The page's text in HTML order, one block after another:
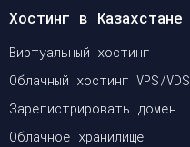
Хостинг в Казахстане
Виртуальный хостинг
Облачный хостинг VPS/VDS
Зарегистрировать домен
Облачное хранилище